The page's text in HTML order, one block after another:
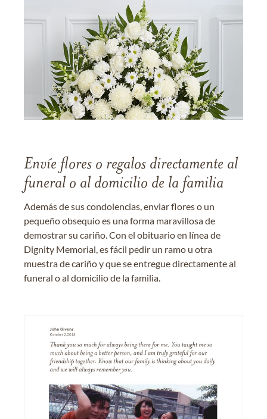
Envíe flores o regalos directamente al
funeral o al domicilio de la familia
Además de sus condolencias, enviar flores o un
pequeño obsequio es una forma maravillosa de
demostrar su cariño. Con el obituario en línea de
Dignity Memorial, es fácil pedir un ramo u otra
muestra de cariño y que se entregue directamente al
funeral o al domicilio de la familia.